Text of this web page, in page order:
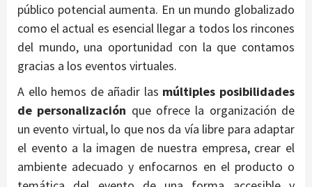
público potencial aumenta. En un mundo globalizado
como el actual es esencial llegar a todos los rincones
del mundo, una oportunidad con la que contamos
gracias a los eventos virtuales.
A ello hemos de añadir las múltiples posibilidades
de personalización que ofrece la organización de
un evento virtual, lo que nos da vía libre para adaptar
el evento a la imagen de nuestra empresa, crear el
ambiente adecuado y enfocarnos en el producto o